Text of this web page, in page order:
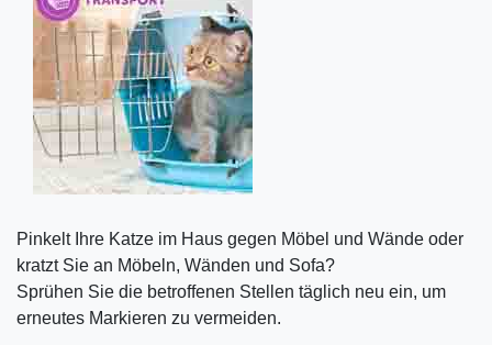
Pinkelt Ihre Katze im Haus gegen Möbel und Wände oder
kratzt Sie an Möbeln, Wänden und Sofa?
Sprühen Sie die betroffenen Stellen täglich neu ein, um
erneutes Markieren zu vermeiden.